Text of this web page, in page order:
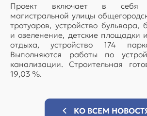
Проект включает в себя
магистральной улицы
тротуаров, устройство бульвара,
и озеленение, детские площадки
отдыха, устройство 174
Выполняются работы по
канализации. Строительная
19,03 %.
КО ВСЕМ